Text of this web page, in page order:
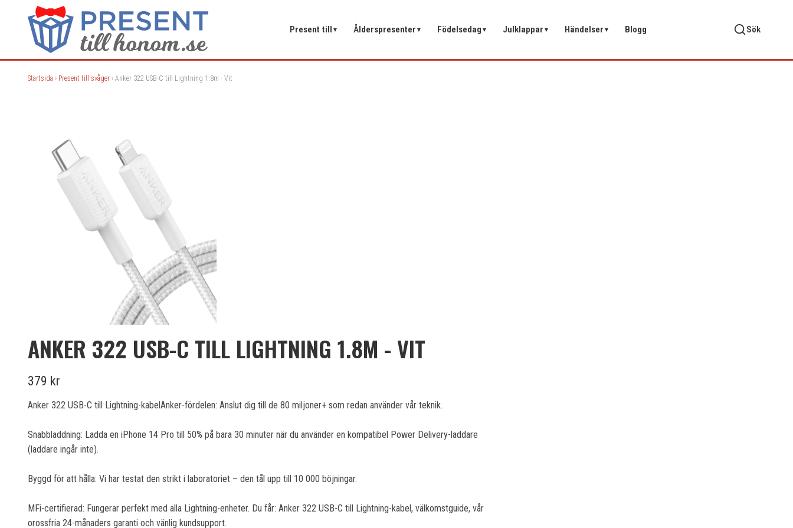
Present till ▼ Ålderspresenter ▼ Födelsedag ▼ Julklappar ▼ Händelser ▼ Blogg Sök
Startsida › Present till svåger › Anker 322 USB-C till Lightning 1.8m - Vit
ANKER 322 USB-C TILL LIGHTNING 1.8M - VIT
379 kr
Anker 322 USB-C till Lightning-kabelAnker-fördelen: Anslut dig till de 80 miljoner+ som redan använder vår teknik.
Snabbladdning: Ladda en iPhone 14 Pro till 50% på bara 30 minuter när du använder en kompatibel Power Delivery-laddare
(laddare ingår inte).
Byggd för att hålla: Vi har testat den strikt i laboratoriet – den tål upp till 10 000 böjningar.
MFi-certifierad: Fungerar perfekt med alla Lightning-enheter. Du får: Anker 322 USB-C till Lightning-kabel, välkomstguide, vår
orossfria 24-månaders garanti och vänlig kundsupport.